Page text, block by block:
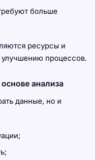
больше
ресурсы и
процессов.
анализа
данные, но и